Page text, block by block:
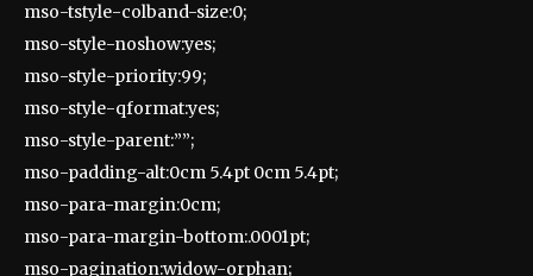
mso-tstyle-colband-size:0;
mso-style-noshow:yes;
mso-style-priority:99;
mso-style-qformat:yes;
mso-style-parent:””;
mso-padding-alt:0cm 5.4pt 0cm 5.4pt;
mso-para-margin:0cm;
mso-para-margin-bottom:.0001pt;
mso-pagination:widow-orphan;